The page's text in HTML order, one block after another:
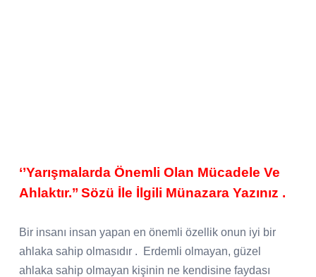
‘’Yarışmalarda Önemli Olan Mücadele Ve
Ahlaktır.’’ Sözü İle İlgili Münazara Yazınız .
Bir insanı insan yapan en önemli özellik onun iyi bir
ahlaka sahip olmasıdır .
Erdemli olmayan, güzel
ahlaka sahip olmayan kişinin ne kendisine faydası